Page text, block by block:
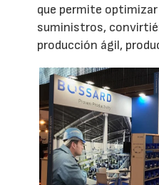
que permite optimizar
suministros,
producción ágil,